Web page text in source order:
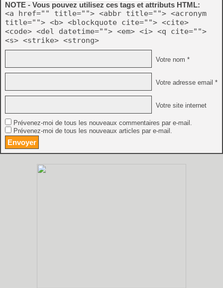
NOTE - Vous pouvez utilisez ces tags et attributs HTML:
<a href="" title=""> <abbr title=""> <acronym
title=""> <b> <blockquote cite=""> <cite>
<code> <del datetime=""> <em> <i> <q cite="">
<s> <strike> <strong>
Votre nom *
Votre adresse email *
Votre site internet
Prévenez-moi de tous les nouveaux commentaires par e-mail.
Prévenez-moi de tous les nouveaux articles par e-mail.